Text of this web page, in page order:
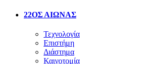
22ΟΣ ΑΙΩΝΑΣ
Τεχνολογία
Επιστήμη
Διάστημα
Καινοτομία